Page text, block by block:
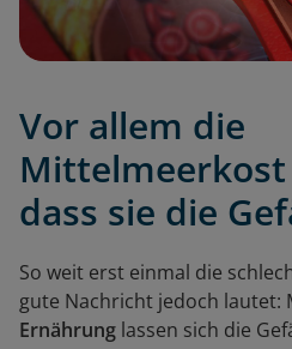
Vor allem die
Mittelmeerkost
dass sie die
So weit erst einmal die
gute Nachricht jedoch lautet:
Ernährung lassen sich die